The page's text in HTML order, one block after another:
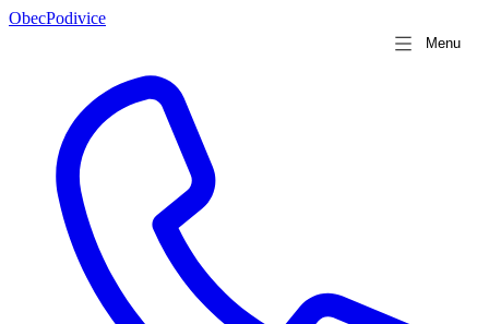
ObecPodivice
Menu